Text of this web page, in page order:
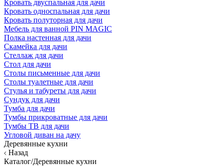
Кровать двуспальная для дачи
Кровать односпальная для дачи
Кровать полуторная для дачи
Мебель для ванной PIN MAGIC
Полка настенная для дачи
Скамейка для дачи
Стеллаж для дачи
Стол для дачи
Столы письменные для дачи
Столы туалетные для дачи
Стулья и табуреты для дачи
Сундук для дачи
Тумба для дачи
Тумбы прикроватные для дачи
Тумбы ТВ для дачи
Угловой диван на дачу
Деревянные кухни
Назад
Каталог/Деревянные кухни